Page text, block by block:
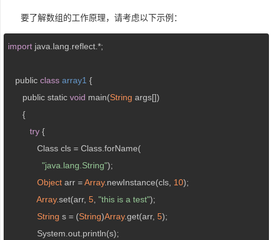
要了解数组的工作原理，请考虑以下示例：
import java.lang.reflect.*;
   public
class array1 {
      public static
void main(String args[])
      {
try {
            Class cls = Class.forName(
"java.lang.String");
Object arr = Array.newInstance(cls, 10);
Array.set(arr, 5 , "this is a test");
String s = (String)Array.get(arr, 5);
            System.out.println(s);